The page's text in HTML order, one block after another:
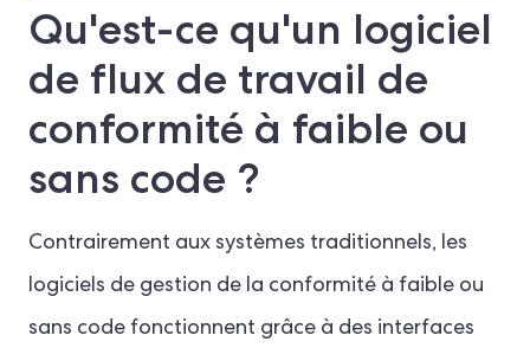
Qu'est-ce qu'un logiciel
de flux de travail de
conformité à faible ou
sans code ?
Contrairement aux systèmes traditionnels, les
logiciels de gestion de la conformité à faible ou
sans code fonctionnent grâce à des interfaces